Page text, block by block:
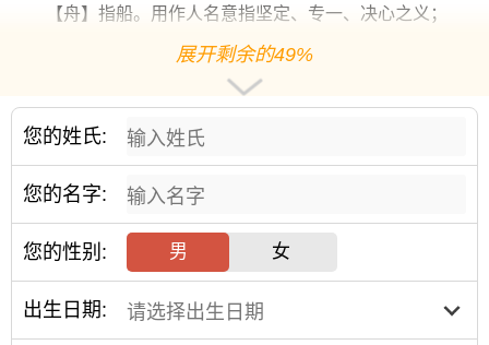
【舟】指船。用作人名意指坚定、专一、决心之义；
【依】指靠，仗赖；按照；顺从；亲密的样子。用作人
名意指可靠、值得信赖、品质好之义；
【雯】本义彩云。指成花纹状的云彩。用作人名意指美
刘姓宝宝起名宜用字
【泽】指光泽、润泽。用作人名意指祥瑞、善良、恩
泽，恩惠，仁慈，善良之义；
展开剩余的49%
您的姓氏:
您的名字:
您的性别: 男 女
出生日期: